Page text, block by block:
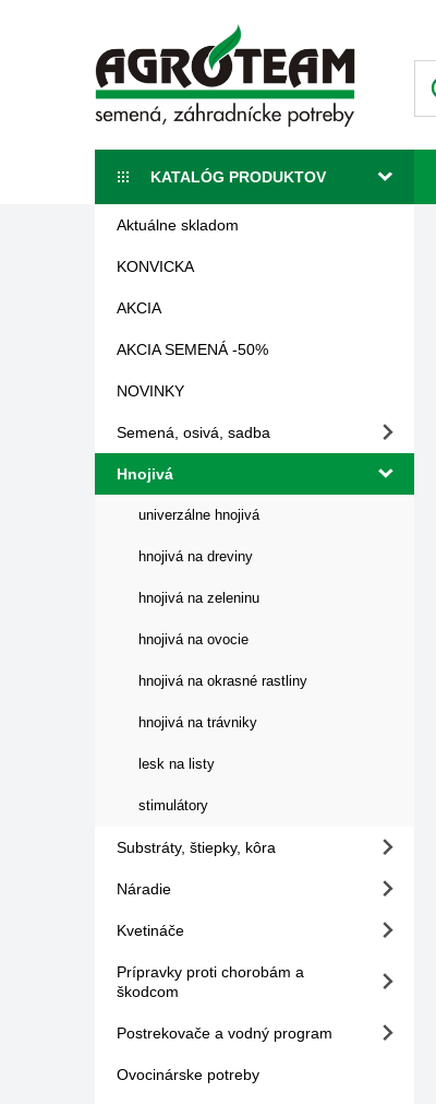
KATALÓG PRODUKTOV
Aktuálne skladom
KONVICKA
AKCIA
AKCIA SEMENÁ -50%
NOVINKY
Semená, osivá, sadba
Hnojivá
univerzálne hnojivá
hnojivá na dreviny
hnojivá na zeleninu
hnojivá na ovocie
hnojivá na okrasné rastliny
hnojivá na trávniky
lesk na listy
stimulátory
Substráty, štiepky, kôra
Náradie
Kvetináče
Prípravky proti chorobám a
škodcom
Postrekovače a vodný program
Ovocinárske potreby